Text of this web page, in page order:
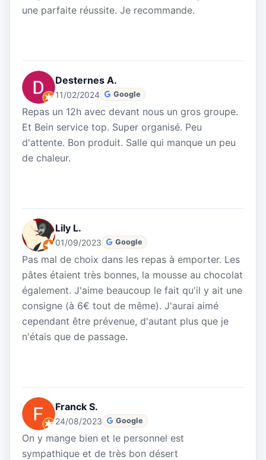
une parfaite réussite. Je recommande.
Desternes A.
11/02/2024 Google
Repas un 12h avec devant nous un gros groupe.
Et Bein service top. Super organisé. Peu
d'attente. Bon produit. Salle qui manque un peu
de chaleur.
Lily L.
01/09/2023 Google
Pas mal de choix dans les repas à emporter. Les
pâtes étaient très bonnes, la mousse au chocolat
également. J'aime beaucoup le fait qu'il y ait une
consigne (à 6€ tout de même). J'aurai aimé
cependant être prévenue, d'autant plus que je
n'étais que de passage.
Franck S.
24/08/2023 Google
On y mange bien et le personnel est
sympathique et de très bon désert